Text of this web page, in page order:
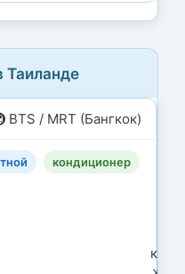
Таиланде
BTS / MRT (Бангкок)
кондиционер